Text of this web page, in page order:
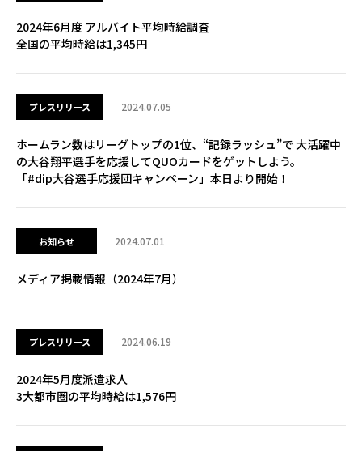
2024年6月度 アルバイト平均時給調査
全国の平均時給は1,345円
プレスリリース 2024.07.05
ホームラン数はリーグトップの1位、“記録ラッシュ”で 大活躍中
の大谷翔平選手を応援してQUOカードをゲットしよう。
「#dip大谷選手応援団キャンペーン」本日より開始！
お知らせ 2024.07.01
メディア掲載情報（2024年7月）
プレスリリース 2024.06.19
2024年5月度派遣求人
3大都市圏の平均時給は1,576円